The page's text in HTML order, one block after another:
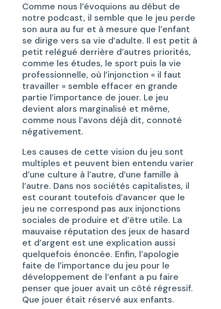
Comme nous l’évoquions au début de
notre podcast, il semble que le jeu perde
son aura au fur et à mesure que l’enfant
se dirige vers sa vie d’adulte. Il est petit à
petit relégué derrière d’autres priorités,
comme les études, le sport puis la vie
professionnelle, où l’injonction « il faut
travailler » semble effacer en grande
partie l’importance de jouer. Le jeu
devient alors marginalisé et même,
comme nous l’avons déjà dit, connoté
négativement.
Les causes de cette vision du jeu sont
multiples et peuvent bien entendu varier
d’une culture à l’autre, d’une famille à
l’autre. Dans nos sociétés capitalistes, il
est courant toutefois d’avancer que le
jeu ne correspond pas aux injonctions
sociales de produire et d’être utile. La
mauvaise réputation des jeux de hasard
et d’argent est une explication aussi
quelquefois énoncée. Enfin, l’apologie
faite de l’importance du jeu pour le
développement de l’enfant a pu faire
penser que jouer avait un côté régressif.
Que jouer était réservé aux enfants.